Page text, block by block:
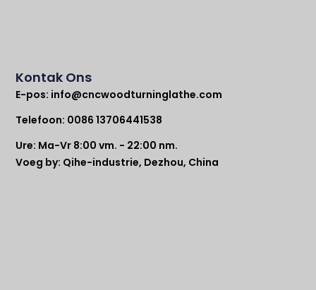
Kontak Ons
E-pos: info@cncwoodturninglathe.com
Telefoon: 0086 13706441538
Ure: Ma-Vr 8:00 vm. - 22:00 nm.
Voeg by: Qihe-industrie, Dezhou, China